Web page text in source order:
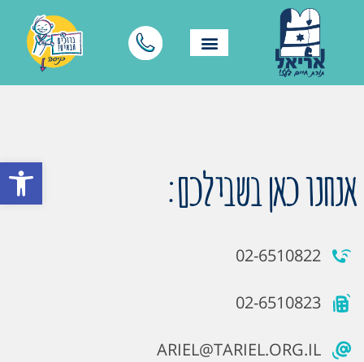
פתח אנחנו כאן בשבילכם:
02-6510822
02-6510823
ARIEL@TARIEL.ORG.IL